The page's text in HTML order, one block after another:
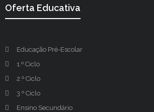
Oferta Educativa
Educação Pré-Escolar
1.º Ciclo
2.º Ciclo
3.º Ciclo
Ensino Secundário